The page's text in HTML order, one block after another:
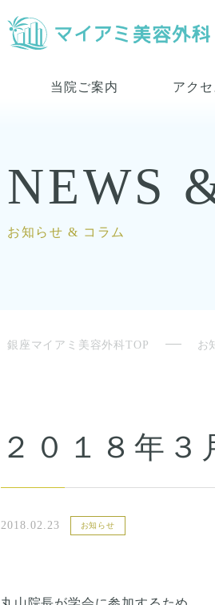
当院ご案内 アクセ
NEWS
お知らせ & コラム
銀座マイアミ美容外科TOP お
２０１８年
2018.02.23 お知らせ